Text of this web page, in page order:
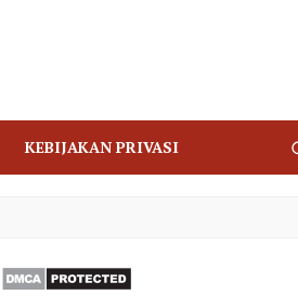
KEBIJAKAN PRIVASI